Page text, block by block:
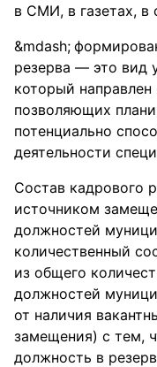
в СМИ, в газетах, в
резерва — это вид
который
позволяющих
потенциально
деятельности
Состав кадрового
источником
должностей
количественный
из общего
должностей
от наличия
замещения) с тем,
должность в